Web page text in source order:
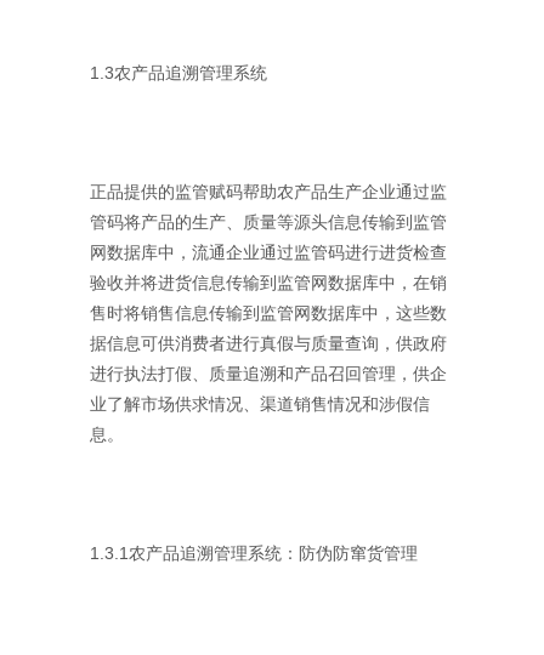
1.3农产品追溯管理系统
正品提供的监管赋码帮助农产品生产企业通过监
管码将产品的生产、质量等源头信息传输到监管
网数据库中，流通企业通过监管码进行进货检查
验收并将进货信息传输到监管网数据库中，在销
售时将销售信息传输到监管网数据库中，这些数
据信息可供消费者进行真假与质量查询，供政府
进行执法打假、质量追溯和产品召回管理，供企
业了解市场供求情况、渠道销售情况和涉假信
息。
1.3.1农产品追溯管理系统：防伪防窜货管理